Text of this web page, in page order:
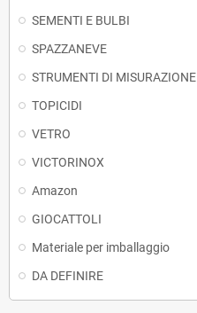
SEMENTI E BULBI
SPAZZANEVE
STRUMENTI DI MISURAZIONE
TOPICIDI
VETRO
VICTORINOX
Amazon
GIOCATTOLI
Materiale per imballaggio
DA DEFINIRE